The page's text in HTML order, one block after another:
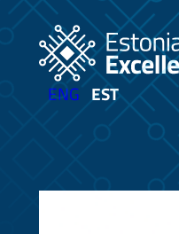
juurde
ENG EST